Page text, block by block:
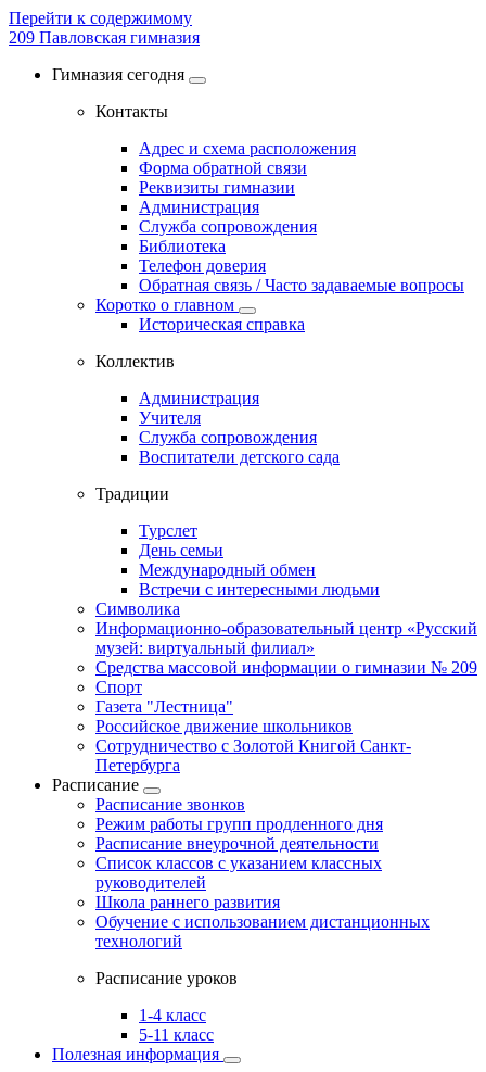
Перейти к содержимому
209 Павловская гимназия
Гимназия сегодня
Контакты
Адрес и схема расположения
Форма обратной связи
Реквизиты гимназии
Администрация
Служба сопровождения
Библиотека
Телефон доверия
Обратная связь / Часто задаваемые вопросы
Коротко о главном
Историческая справка
Коллектив
Администрация
Учителя
Служба сопровождения
Воспитатели детского сада
Традиции
Турслет
День семьи
Международный обмен
Встречи с интересными людьми
Символика
Информационно-образовательный центр «Русский
музей: виртуальный филиал»
Средства массовой информации о гимназии № 209
Спорт
Газета "Лестница"
Российское движение школьников
Сотрудничество с Золотой Книгой Санкт-
Петербурга
Расписание
Расписание звонков
Режим работы групп продленного дня
Расписание внеурочной деятельности
Список классов с указанием классных
руководителей
Школа раннего развития
Обучение с использованием дистанционных
технологий
Расписание уроков
1-4 класс
5-11 класс
Полезная информация